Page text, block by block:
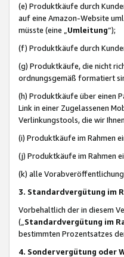
(e) Produktkäufe durch
auf eine Amazon-Website
müsste (eine „ Umleitung“);
(f) Produktkäufe durch
(g) Produktkäufe, die nicht
ordnungsgemäß formatiert
(h) Produktkäufe über einen
Link in einer Zugelassenen
Verlinkungstools, die wir
(i) Produktkäufe im Rahmen
(j) Produktkäufe im Rahmen
(k) alle
3. Standardvergütung im
Vorbehaltlich der in diesem
(„ Standardvergütung im
bestimmten Prozentsatzes
4. Sondervergütung oder